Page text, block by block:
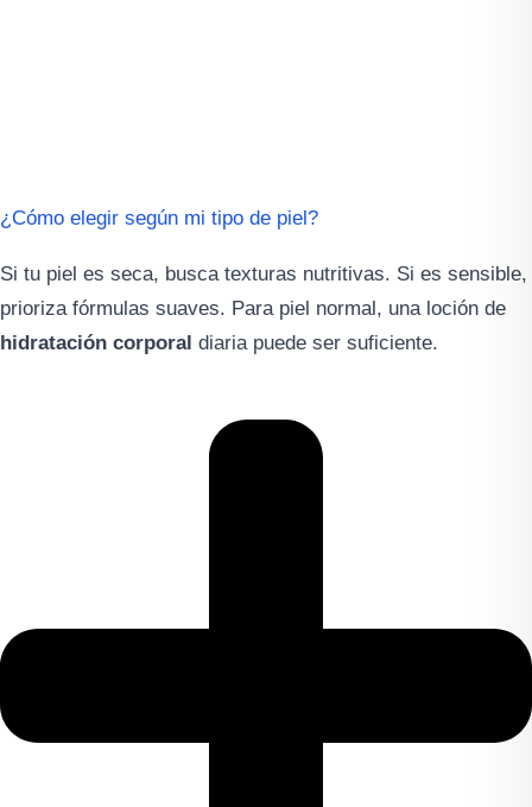
¿Cómo elegir según mi tipo de piel?
Si tu piel es seca, busca texturas nutritivas. Si es sensible,
prioriza fórmulas suaves. Para piel normal, una loción de
hidratación corporal diaria puede ser suficiente.